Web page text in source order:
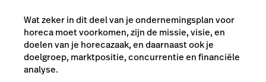
Wat zeker in dit deel van je ondernemingsplan voor
horeca moet voorkomen, zijn de missie, visie, en
doelen van je horecazaak, en daarnaast ook je
doelgroep, marktpositie, concurrentie en financiële
analyse.